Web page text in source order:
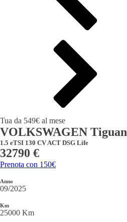
Tua da 549€ al mese
VOLKSWAGEN Tiguan
1.5 eTSI 130 CV ACT DSG Life
32790 €
Prenota con 150€
Anno
09/2025
Km
25000 Km